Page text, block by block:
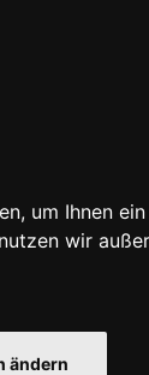
um Ihnen
wir
ändern